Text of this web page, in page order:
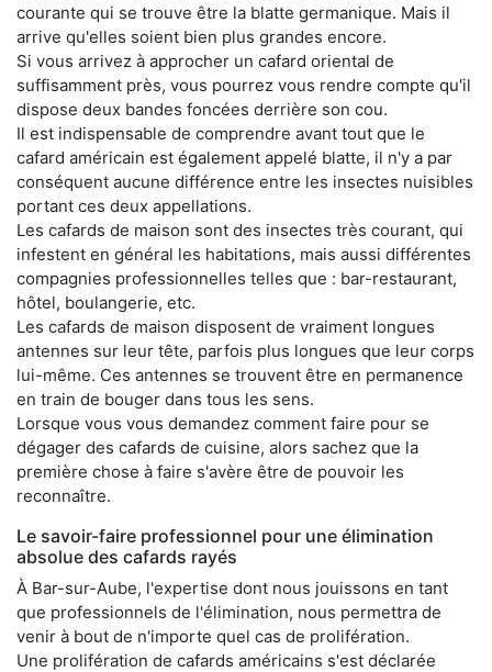
courante qui se trouve être la blatte germanique. Mais il
arrive qu'elles soient bien plus grandes encore.
Si vous arrivez à approcher un cafard oriental de
suffisamment près, vous pourrez vous rendre compte qu'il
dispose deux bandes foncées derrière son cou.
Il est indispensable de comprendre avant tout que le
cafard américain est également appelé blatte, il n'y a par
conséquent aucune différence entre les insectes nuisibles
portant ces deux appellations.
Les cafards de maison sont des insectes très courant, qui
infestent en général les habitations, mais aussi différentes
compagnies professionnelles telles que : bar-restaurant,
hôtel, boulangerie, etc.
Les cafards de maison disposent de vraiment longues
antennes sur leur tête, parfois plus longues que leur corps
lui-même. Ces antennes se trouvent être en permanence
en train de bouger dans tous les sens.
Lorsque vous vous demandez comment faire pour se
dégager des cafards de cuisine, alors sachez que la
première chose à faire s'avère être de pouvoir les
reconnaître.
Le savoir-faire professionnel pour une élimination
absolue des cafards rayés
À Bar-sur-Aube, l'expertise dont nous jouissons en tant
que professionnels de l'élimination, nous permettra de
venir à bout de n'importe quel cas de prolifération.
Une prolifération de cafards américains s'est déclarée